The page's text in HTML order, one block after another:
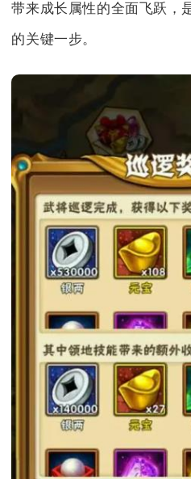
带来成长属性的全面飞跃，
的关键一步。